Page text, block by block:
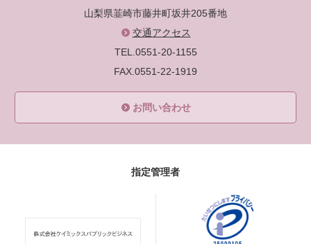
山梨県韮崎市藤井町坂井205番地
交通アクセス
TEL.0551-20-1155
FAX.0551-22-1919
お問い合わせ
指定管理者